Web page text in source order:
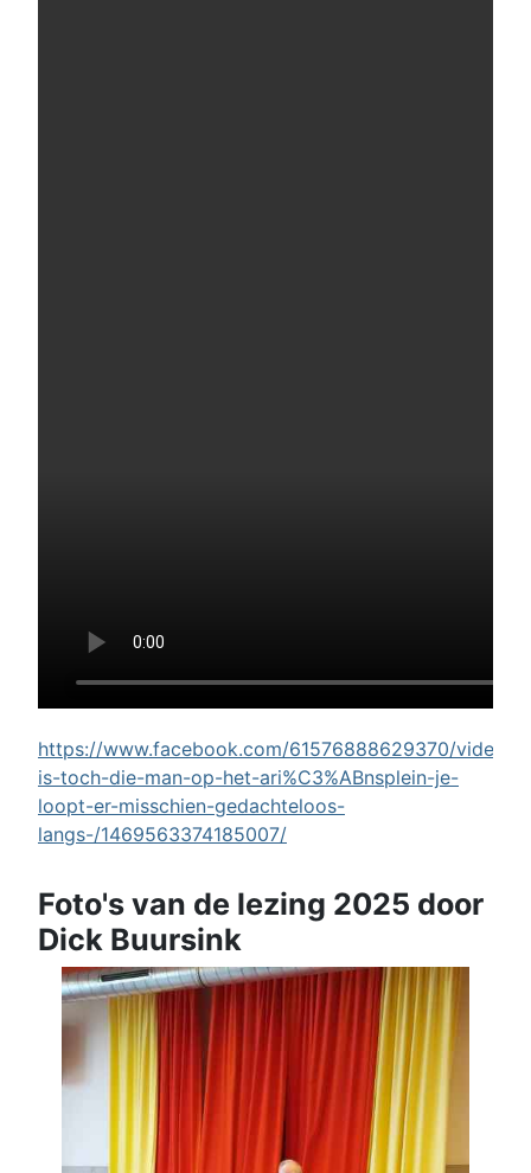
https://www.facebook.com/61576888629370/videos/
is-toch-die-man-op-het-ari%C3%ABnsplein-je-
loopt-er-misschien-gedachteloos-
langs-/1469563374185007/
Foto's van de lezing 2025 door
Dick Buursink